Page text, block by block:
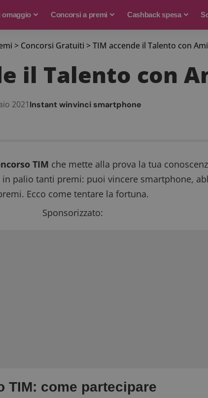
omaggio Concorsi a premi Cashback spesa
> Concorsi Gratuiti >TIM accende il Talento con
il Talento con
2021Instant winvinci smartphone
TIM che mette alla prova la tua
in palio tanti premi: puoivincere smartphone,
Ecco come tentare la fortuna.
Sponsorizzato:
TIM: come partecipare